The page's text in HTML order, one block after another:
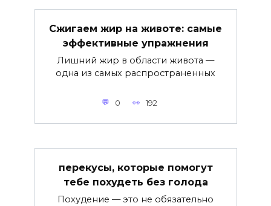
Сжигаем жир на животе: самые
эффективные упражнения
Лишний жир в области живота —
одна из самых распространенных
0 192
перекусы, которые помогут
тебе похудеть без голода
Похудение — это не обязательно